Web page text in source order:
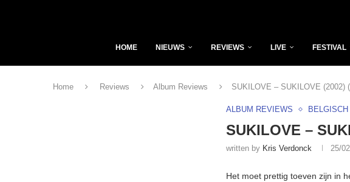
HOME NIEUWS REVIEWS LIVE FESTIVAL
Home Reviews Album Reviews SUKILOVE – SUKILOVE (2002)
ALBUM REVIEWS BELGISCH
SUKILOVE –
written by Kris Verdonck 25/
Het moet prettig toeven zijn in